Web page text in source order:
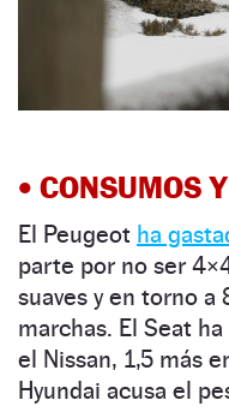
• CONSUMOS
El Peugeot ha
parte por no ser
suaves y en torno a
marchas. El Seat
el Nissan, 1,5 más
Hyundai acusa el